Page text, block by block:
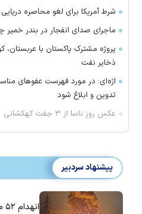
شرط آمریکا برای لغو محاصره دریایی
ماجرای صدای انفجار در بندر خمیر
پروژه مشترک پاکستان با عربستان،
ذخایر نفت
اژه‌ای: در مورد فهرست عفو‌های
تدوین و ابلاغ شود
عکس روز ناسا از ۳ جفت کهکشانی
پیشنهاد سردبیر